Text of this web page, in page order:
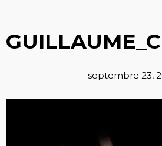
septembre 23,